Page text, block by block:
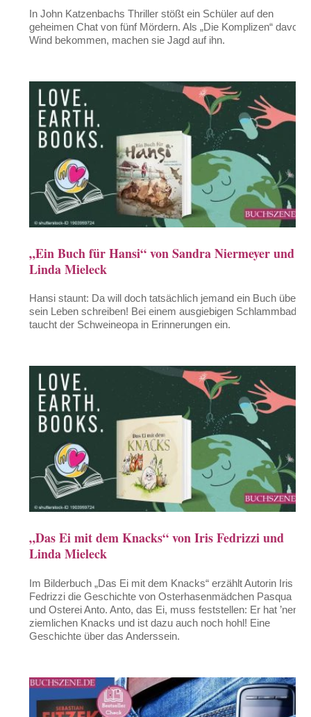
In John Katzenbachs Thriller stößt ein Schüler auf den
geheimen Chat von fünf Mördern. Als „Die Komplizen“ davon
Wind bekommen, machen sie Jagd auf ihn.
„Ein Buch für Hansi“ von Sandra Niermeyer und
Linda Mieleck
Hansi staunt: Da will doch tatsächlich jemand ein Buch über
sein Leben schreiben! Bei einem ausgiebigen Schlammbad
taucht der Schweineopa in Erinnerungen ein.
„Das Ei mit dem Knacks“ von Iris Fedrizzi und
Linda Mieleck
Im Bilderbuch „Das Ei mit dem Knacks“ erzählt Autorin Iris
Fedrizzi die Geschichte von Osterhasenmädchen Pasqua
und Osterei Anto. Anto, das Ei, muss feststellen: Er hat ’nen
ziemlichen Knacks und ist dazu auch noch hohl! Eine
Geschichte über das Anderssein.